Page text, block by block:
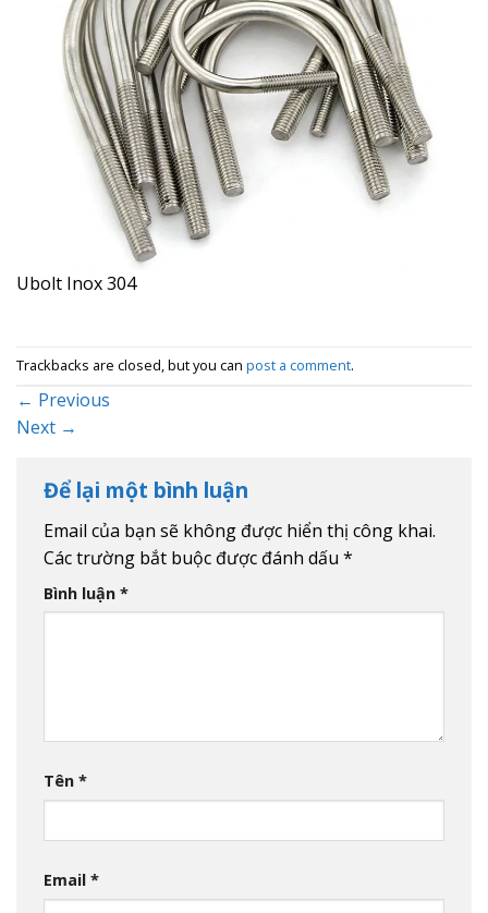
Ubolt Inox 304
Trackbacks are closed, but you can post a comment.
← Previous
Next →
Để lại một bình luận
Email của bạn sẽ không được hiển thị công khai.
Các trường bắt buộc được đánh dấu *
Bình luận *
Tên *
Email *